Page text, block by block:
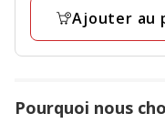
128
Kg
Ajouter au
Pourquoi nous